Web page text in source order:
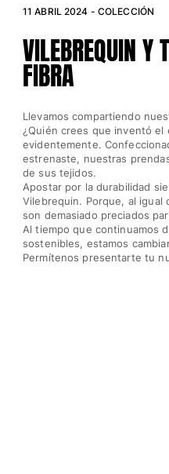
11 ABRIL 2024 - COLECCIÓN
VILEBREQUIN
FIBRA
Llevamos compartiendo
¿Quién crees que inventó el
evidentemente.
estrenaste, nuestras
de sus tejidos.
Apostar por la durabilidad
Vilebrequin. Porque, al igual
son demasiado preciados
Al tiempo que continuamos
sostenibles, estamos
Permítenos presentarte tu